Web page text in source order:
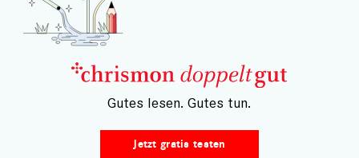
PODCAST
WEBINAR
ZUM WOCHENENDE
KOLUMNEN ABONNIEREN
DIGITALABO DOPPELTGUT
– Gutes lesen. Gutes tun.
Jetzt gratis testen